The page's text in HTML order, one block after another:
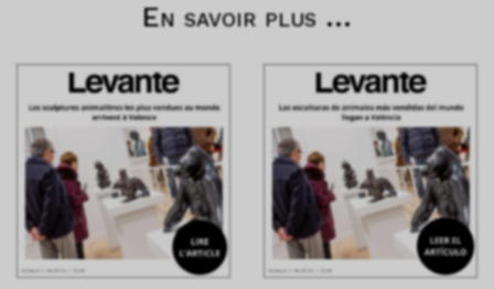
En savoir plus ...